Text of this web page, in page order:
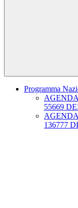
Programma
55669
136777